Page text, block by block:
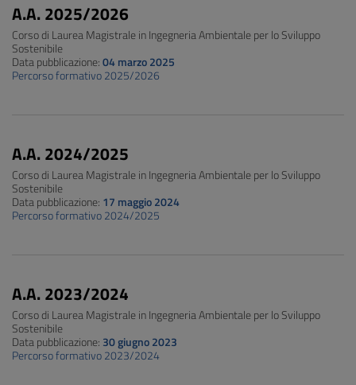
A.A. 2025/2026
Corso di Laurea Magistrale in Ingegneria Ambientale per lo Sviluppo
Sostenibile
Data pubblicazione:04 marzo 2025
Percorso formativo 2025/2026
A.A. 2024/2025
Corso di Laurea Magistrale in Ingegneria Ambientale per lo Sviluppo
Sostenibile
Data pubblicazione: 17 maggio 2024
Percorso formativo 2024/2025
A.A. 2023/2024
Corso di Laurea Magistrale in Ingegneria Ambientale per lo Sviluppo
Sostenibile
Data pubblicazione: 30 giugno 2023
Percorso formativo 2023/2024